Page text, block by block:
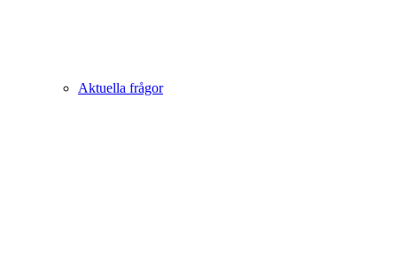
Aktuella frågor